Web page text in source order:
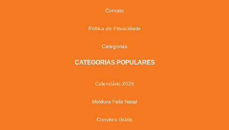
Contato
Poltica de Privacidade
Categorias
CATEGORIAS POPULARES
Calendário 2026
Moldura Feliz Natal
Convites Grátis